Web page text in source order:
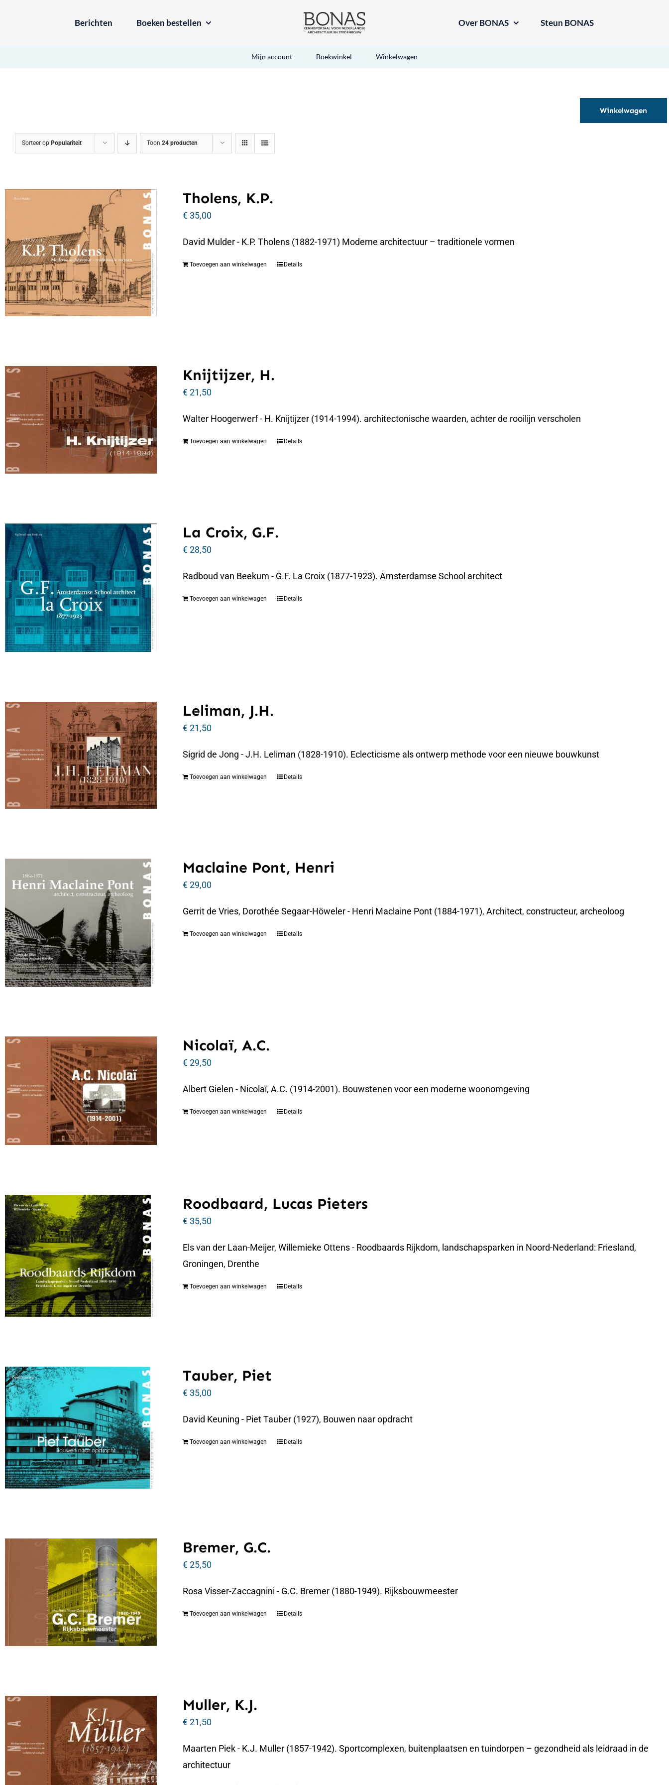
Berichten Boeken bestellen Over BONAS Steun BONAS
Mijn account Boekwinkel Winkelwagen
Winkelwagen
Sorteer op Populariteit Toon 24 producten
Tholens, K.P.
€35,00
David Mulder - K.P. Tholens (1882-1971) Moderne architectuur – traditionele vormen
Toevoegen aan winkelwagen Details
Knijtijzer, H.
€21,50
Walter Hoogerwerf - H. Knijtijzer (1914-1994). architectonische waarden, achter de rooilijn verscholen
Toevoegen aan winkelwagen Details
La Croix, G.F.
€28,50
Radboud van Beekum - G.F. La Croix (1877-1923). Amsterdamse School architect
Toevoegen aan winkelwagen Details
Leliman, J.H.
€21,50
Sigrid de Jong - J.H. Leliman (1828-1910). Eclecticisme als ontwerp methode voor een nieuwe bouwkunst
Toevoegen aan winkelwagen Details
Maclaine Pont, Henri
€29,00
Gerrit de Vries, Dorothée Segaar-Höweler - Henri Maclaine Pont (1884-1971), Architect, constructeur, archeoloog
Toevoegen aan winkelwagen Details
Nicolaï, A.C.
€29,50
Albert Gielen - Nicolaï, A.C. (1914-2001). Bouwstenen voor een moderne woonomgeving
Toevoegen aan winkelwagen Details
Roodbaard, Lucas Pieters
€35,50
Els van der Laan-Meijer, Willemieke Ottens - Roodbaards Rijkdom, landschapsparken in Noord-Nederland: Friesland,
Groningen, Drenthe
Toevoegen aan winkelwagen Details
Tauber, Piet
€35,00
David Keuning - Piet Tauber (1927), Bouwen naar opdracht
Toevoegen aan winkelwagen Details
Bremer, G.C.
€25,50
Rosa Visser-Zaccagnini - G.C. Bremer (1880-1949). Rijksbouwmeester
Toevoegen aan winkelwagen Details
Muller, K.J.
€21,50
Maarten Piek - K.J. Muller (1857-1942). Sportcomplexen, buitenplaatsen en tuindorpen – gezondheid als leidraad in de
architectuur